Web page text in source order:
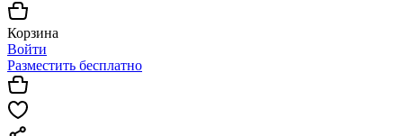
Корзина
Войти
Разместить бесплатно